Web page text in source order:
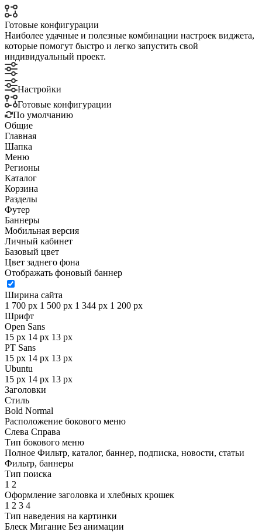
Готовые конфигурации
Наиболее удачные и полезные комбинации настроек виджета,
которые помогут быстро и легко запустить свой
индивидуальный проект.
Настройки
Готовые конфигурации
По умолчанию
Общие
Главная
Шапка
Меню
Регионы
Каталог
Корзина
Разделы
Футер
Баннеры
Мобильная версия
Личный кабинет
Базовый цвет
Цвет заднего фона
Отображать фоновый баннер
Ширина сайта
1 700 px 1 500 px 1 344 px 1 200 px
Шрифт
Open Sans
15 px 14 px 13 px
PT Sans
15 px 14 px 13 px
Ubuntu
15 px 14 px 13 px
Заголовки
Стиль
Bold Normal
Расположение бокового меню
Слева Справа
Тип бокового меню
Полное Фильтр, каталог, баннер, подписка, новости, статьи
Фильтр, баннеры
Тип поиска
1 2
Оформление заголовка и хлебных крошек
1 2 3 4
Тип наведения на картинки
Блеск Мигание Без анимации